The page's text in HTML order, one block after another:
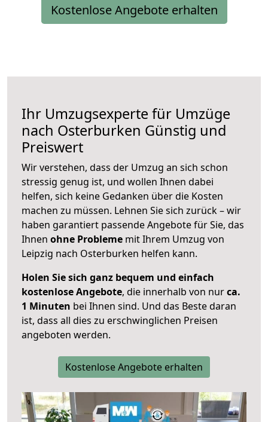
Kostenlose Angebote erhalten
Ihr Umzugsexperte für Umzüge
nach Osterburken Günstig und
Preiswert
Wir verstehen, dass der Umzug an sich schon
stressig genug ist, und wollen Ihnen dabei
helfen, sich keine Gedanken über die Kosten
machen zu müssen. Lehnen Sie sich zurück – wir
haben garantiert passende Angebote für Sie, das
Ihnen ohne Probleme mit Ihrem Umzug von
Leipzig nach Osterburken helfen kann.
Holen Sie sich ganz bequem und einfach
kostenlose Angebote, die innerhalb von nurca.
1 Minuten bei Ihnen sind. Und das Beste daran
ist, dass all dies zu erschwinglichen Preisen
angeboten werden.
Kostenlose Angebote erhalten